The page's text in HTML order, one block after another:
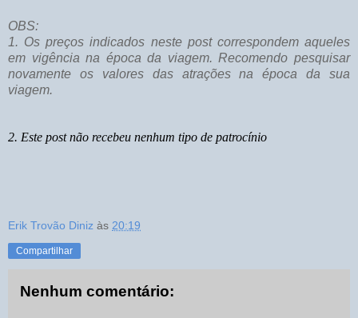
OBS:
1. Os preços indicados neste post correspondem aqueles
em vigência na época da viagem. Recomendo pesquisar
novamente os valores das atrações na época da sua
viagem.
2. Este post não recebeu nenhum tipo de patrocínio
Erik Trovão Diniz às 20:19
Compartilhar
Nenhum comentário: